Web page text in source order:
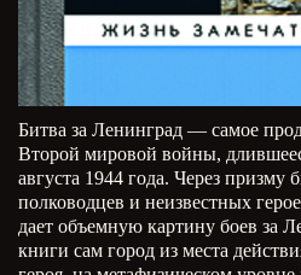
Битва за Ленинград — самое
Второй мировой войны,
августа 1944 года. Через
полководцев и неизвестных
дает объемную картину боев за
книги сам город из места